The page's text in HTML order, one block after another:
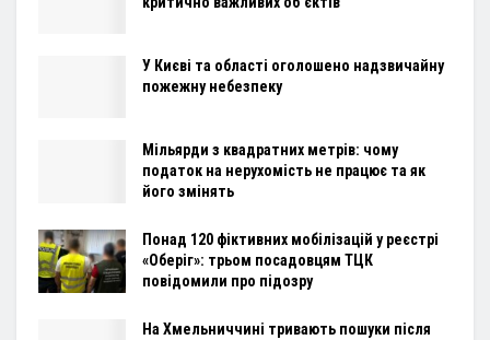
У Києві та області оголошено надзвичайну
пожежну небезпеку
Мільярди з квадратних метрів: чому
податок на нерухомість не працює та як
його змінять
Понад 120 фіктивних мобілізацій у реєстрі
«Оберіг»: трьом посадовцям ТЦК
повідомили про підозру
На Хмельниччині тривають пошуки після